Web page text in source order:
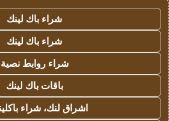
شراء باك لينك
شراء باك لينك
شراء روابط نصية
باقات باك لينك
اشراق لنك، شراء